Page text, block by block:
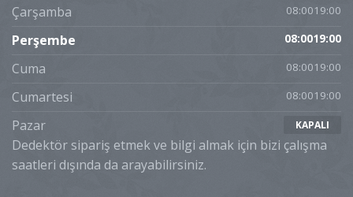
Çarşamba 08:0019:00
Perşembe 08:0019:00
Cuma 08:0019:00
Cumartesi 08:0019:00
Pazar KAPALI
Dedektör sipariş etmek ve bilgi almak için bizi çalışma
saatleri dışında da arayabilirsiniz.